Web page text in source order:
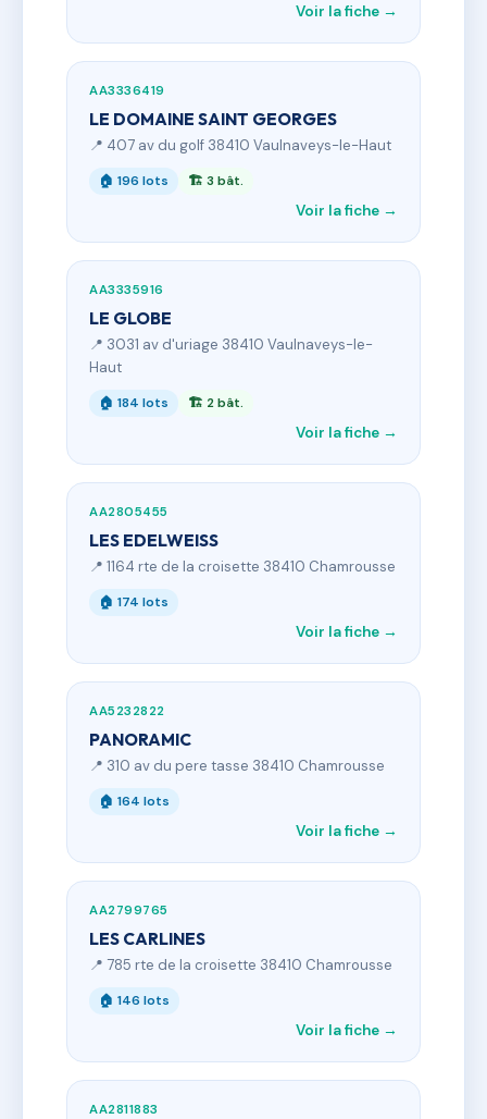
Voir la fiche →
AA3336419
LE DOMAINE SAINT GEORGES
📍 407 av du golf 38410 Vaulnaveys-le-Haut
🏠 196 lots 🏗 3 bât.
Voir la fiche →
AA3335916
LE GLOBE
📍 3031 av d'uriage 38410 Vaulnaveys-le-
Haut
🏠 184 lots 🏗 2 bât.
Voir la fiche →
AA2805455
LES EDELWEISS
📍 1164 rte de la croisette 38410 Chamrousse
🏠 174 lots
Voir la fiche →
AA5232822
PANORAMIC
📍 310 av du pere tasse 38410 Chamrousse
🏠 164 lots
Voir la fiche →
AA2799765
LES CARLINES
📍 785 rte de la croisette 38410 Chamrousse
🏠 146 lots
Voir la fiche →
AA2811883